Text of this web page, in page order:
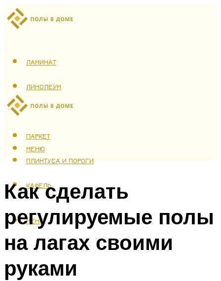
ЛАМИНАТ
ЛИНОЛЕУМ
ТЕПЛЫЙ ПОЛ
ПАРКЕТ
ПЛИНТУСА И ПОРОГИ
КАФЕЛЬ
МЕНЮ
МЕНЮ
Как сделать
регулируемые полы
на лагах своими
руками